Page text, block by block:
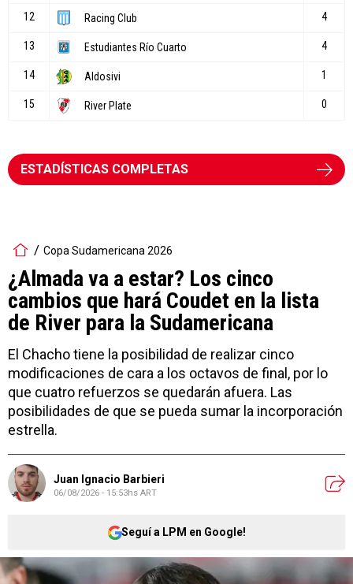
ESTADÍSTICAS COMPLETAS
Copa Sudamericana 2026
¿Almada va a estar? Los cinco
cambios que hará Coudet en la lista
de River para la Sudamericana
El Chacho tiene la posibilidad de realizar cinco
modificaciones de cara a los octavos de final, por lo
que cuatro refuerzos se quedarán afuera. Las
posibilidades de que se pueda sumar la incorporación
estrella.
Juan Ignacio Barbieri
06/08/2026 - 15:53hs ART
Seguí a LPM en Google!